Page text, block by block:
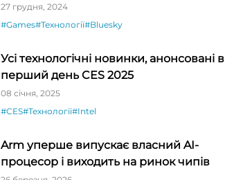
27 грудня, 2024
#Games#Технології#Bluesky
Усі технологічні новинки, анонсовані в
перший день CES 2025
08 січня, 2025
#CES#Технології#Intel
Arm уперше випускає власний AI-
процесор і виходить на ринок чипів